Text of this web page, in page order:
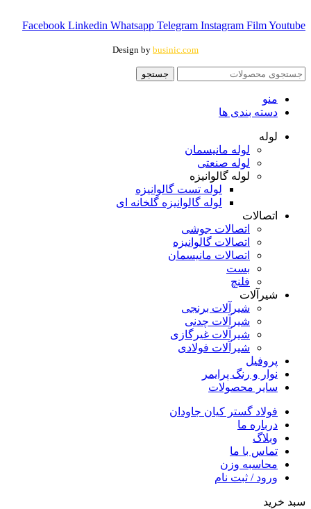
Facebook Linkedin Whatsapp Telegram Instagram FilmYoutube
Design by businic.com
جستجو
منو
دسته بندی ها
لوله
لوله مانیسمان
لوله صنعتی
لوله گالوانیزه
لوله تست گالوانیزه
لوله گالوانیزه گلخانه ای
اتصالات
اتصالات جوشی
اتصالات گالوانیزه
اتصالات مانیسمان
بست
فلنچ
شیرآلات
شیرآلات برنجی
شیرآلات چدنی
شیرآلات غیرگازی
شیرآلات فولادی
پروفیل
نوار و رنگ پرایمر
سایر محصولات
فولاد گستر کیان جاودان
درباره ما
وبلاگ
تماس با ما
محاسبه وزن
ورود / ثبت نام
سبد خرید